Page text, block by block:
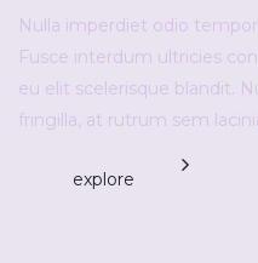
Nulla imperdiet odio
Fusce interdum ultricies
eu elit scelerisque blandit.
fringilla, at rutrum sem
explore